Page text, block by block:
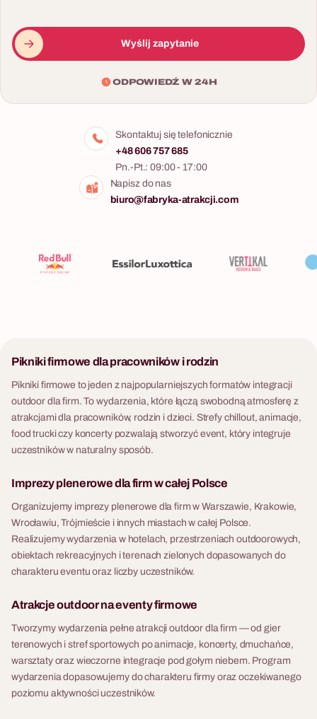
Wyślij zapytanie
ODPOWIEDŹ W 24H
Skontaktuj się telefonicznie
+48 606 757 685
Pn.-Pt.: 09:00 - 17:00
Napisz do nas
biuro@fabryka-atrakcji.com
Pikniki firmowe dla pracowników i rodzin
Pikniki firmowe to jeden z najpopularniejszych formatów integracji
outdoor dla firm. To wydarzenia, które łączą swobodną atmosferę z
atrakcjami dla pracowników, rodzin i dzieci. Strefy chillout, animacje,
food trucki czy koncerty pozwalają stworzyć event, który integruje
uczestników w naturalny sposób.
Imprezy plenerowe dla firm w całej Polsce
Organizujemy imprezy plenerowe dla firm w Warszawie, Krakowie,
Wrocławiu, Trójmieście i innych miastach w całej Polsce.
Realizujemy wydarzenia w hotelach, przestrzeniach outdoorowych,
obiektach rekreacyjnych i terenach zielonych dopasowanych do
charakteru eventu oraz liczby uczestników.
Atrakcje outdoor na eventy firmowe
Tworzymy wydarzenia pełne atrakcji outdoor dla firm — od gier
terenowych i stref sportowych po animacje, koncerty, dmuchańce,
warsztaty oraz wieczorne integracje pod gołym niebem. Program
wydarzenia dopasowujemy do charakteru firmy oraz oczekiwanego
poziomu aktywności uczestników.